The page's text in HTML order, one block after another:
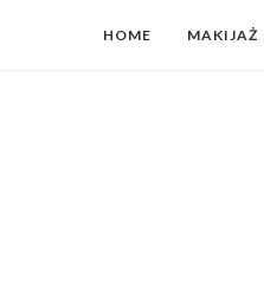
HOME MAKIJAŻ